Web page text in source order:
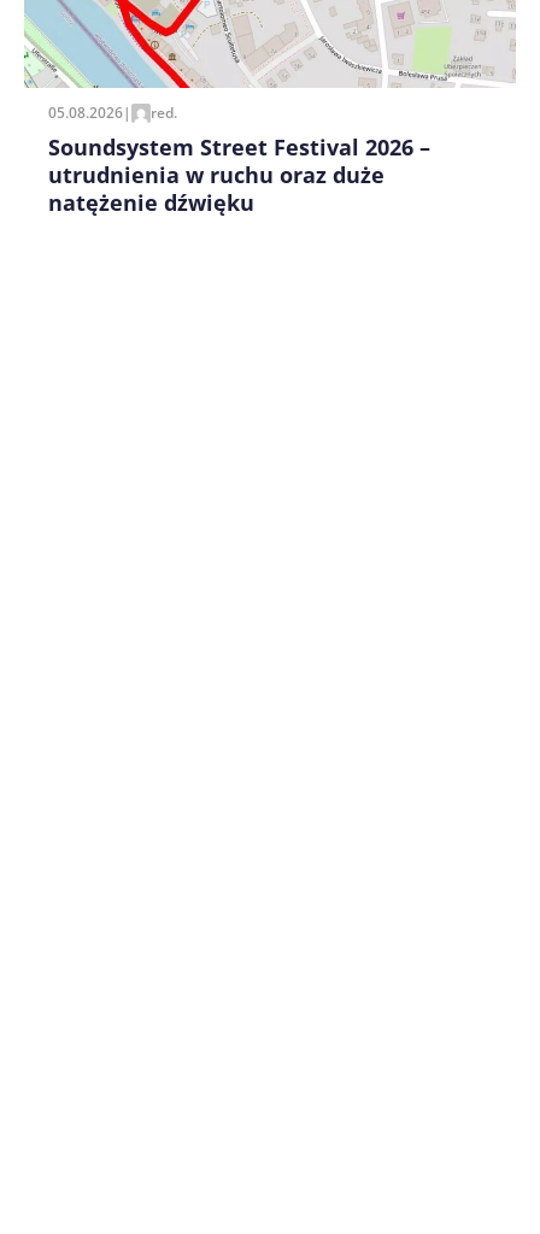
Zapamiętaj moje dane w tej przeglądarce podczas
pisania kolejnych komentarzy.
05.08.2026| red.
Soundsystem Street Festival 2026 –
utrudnienia w ruchu oraz duże
natężenie dźwięku